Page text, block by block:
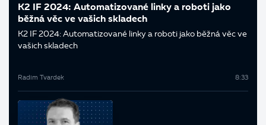
K2 IF 2024: Automatizované linky a roboti jako
běžná věc ve vašich skladech
K2 IF 2024: Automatizované linky a roboti jako běžná věc ve
vašich skladech
Radim Tvardek 8:33